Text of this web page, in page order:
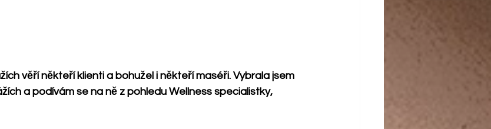
věří někteří klienti a bohužel i někteří maséři. Vybrala jsem
a podívám se na ně z pohledu Wellness specialistky,